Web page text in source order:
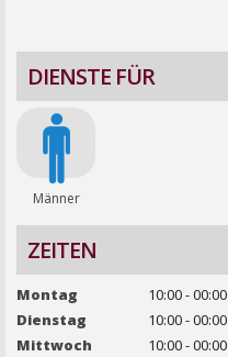
DIENSTE FÜR
Männer
ZEITEN
Montag
10:00 - 00:00
Dienstag
10:00 - 00:00
Mittwoch
10:00 - 00:00